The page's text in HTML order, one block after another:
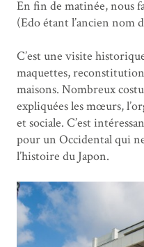
En fin de matinée, nous
(Edo étant l’ancien nom
C’est une visite
maquettes,
maisons. Nombreux
expliquées les mœurs,
et sociale. C’est
pour un Occidental qui
l’histoire du Japon.